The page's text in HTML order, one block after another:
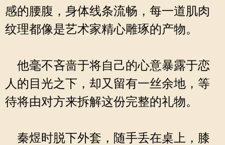
感的腰腹，身体线条流畅，每一道肌肉
纹理都像是艺术家精心雕琢的产物。
他毫不吝啬于将自己的心意暴露于恋
人的目光之下，却又留有一丝余地，等
待将由对方来拆解这份完整的礼物。
秦煜时脱下外套，随手丢在桌上，膝